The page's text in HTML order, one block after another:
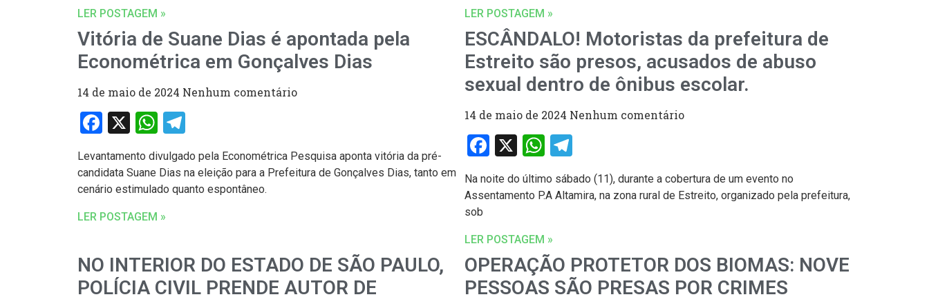
LER POSTAGEM » LER POSTAGEM »
Vitória de Suane Dias é apontada pela
Econométrica em Gonçalves Dias
14 de maio de 2024 Nenhum comentário
Facebook
X WhatsApp
Levantamento divulgado pela Econométrica Pesquisa aponta vitória da pré-
candidata Suane Dias na eleição para a Prefeitura de Gonçalves Dias, tanto em
cenário estimulado quanto espontâneo.
LER POSTAGEM »
ESCÂNDALO! Motoristas da prefeitura de
Estreito são presos, acusados de abuso
sexual dentro de ônibus escolar.
14 de maio de 2024 Nenhum comentário
Facebook
X WhatsApp
Na noite do último sábado (11), durante a cobertura de um evento no
Assentamento P.A Altamira, na zona rural de Estreito, organizado pela prefeitura,
sob
LER POSTAGEM »
NO INTERIOR DO ESTADO DE SÃO PAULO,
POLÍCIA CIVIL PRENDE AUTOR DE
OPERAÇÃO PROTETOR DOS BIOMAS: NOVE
PESSOAS SÃO PRESAS POR CRIMES